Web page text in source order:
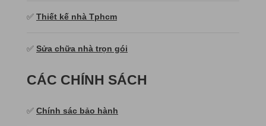
✅ Thiết kế nhà Tphcm
✅ Sửa chữa nhà trọn gói
CÁC CHÍNH SÁCH
✅ Chính sác bảo hành